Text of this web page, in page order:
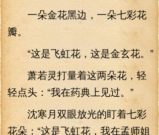
一朵金花黑边，一朵七彩花
瓣。
“这是飞虹花，这是金玄花。”
萧若灵打量着这两朵花，轻
轻点头：“我在药典上见过。”
沈寒月双眼放光的盯着七彩
花朵：“这是飞虹花，我在孟师姐